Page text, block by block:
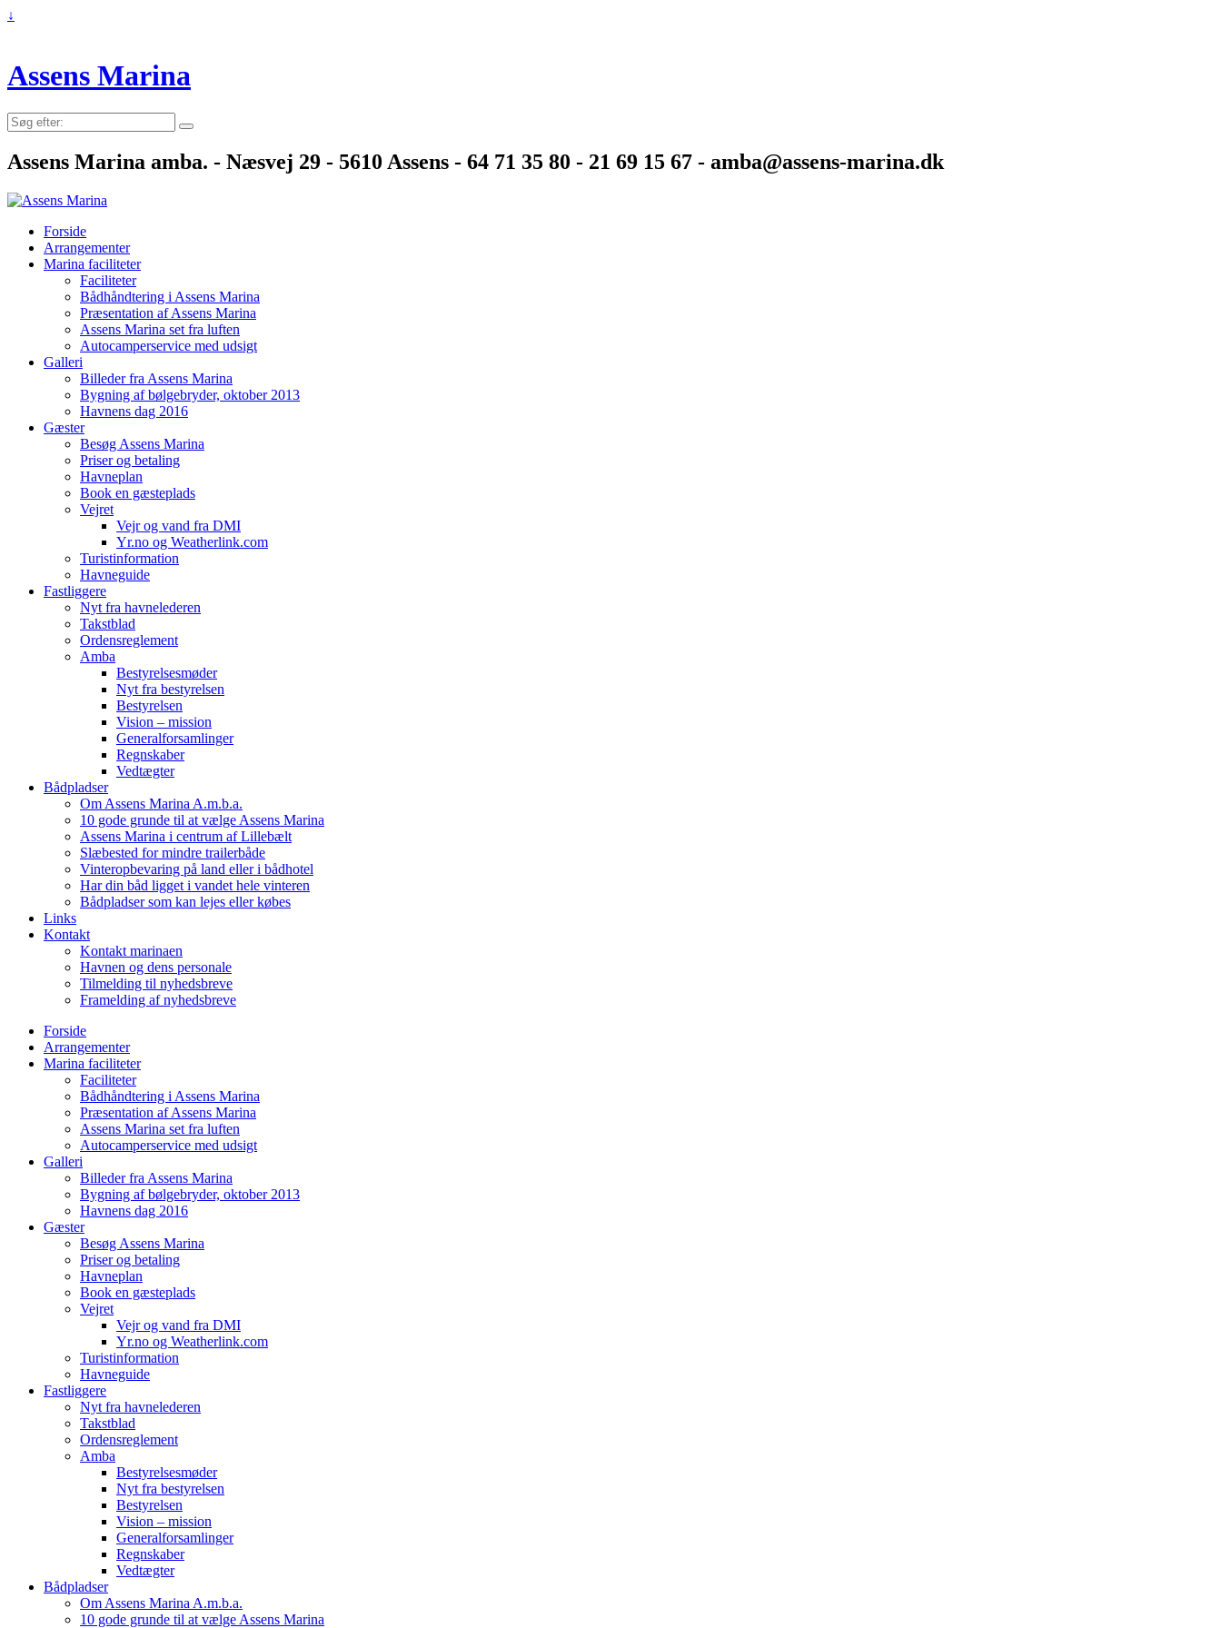
↓
Assens Marina
Søg
efter:
Assens Marina amba. - Næsvej 29 - 5610 Assens - 64 71 35 80 - 21 69 15 67 - amba@assens-marina.dk
Forside
Arrangementer
Marina faciliteter
Faciliteter
Bådhåndtering i Assens Marina
Præsentation af Assens Marina
Assens Marina set fra luften
Autocamperservice med udsigt
Galleri
Billeder fra Assens Marina
Bygning af bølgebryder, oktober 2013
Havnens dag 2016
Gæster
Besøg Assens Marina
Priser og betaling
Havneplan
Book en gæsteplads
Vejret
Vejr og vand fra DMI
Yr.no og Weatherlink.com
Turistinformation
Havneguide
Fastliggere
Nyt fra havnelederen
Takstblad
Ordensreglement
Amba
Bestyrelsesmøder
Nyt fra bestyrelsen
Bestyrelsen
Vision – mission
Generalforsamlinger
Regnskaber
Vedtægter
Bådpladser
Om Assens Marina A.m.b.a.
10 gode grunde til at vælge Assens Marina
Assens Marina i centrum af Lillebælt
Slæbested for mindre trailerbåde
Vinteropbevaring på land eller i bådhotel
Har din båd ligget i vandet hele vinteren
Bådpladser som kan lejes eller købes
Links
Kontakt
Kontakt marinaen
Havnen og dens personale
Tilmelding til nyhedsbreve
Framelding af nyhedsbreve
Forside
Arrangementer
Marina faciliteter
Faciliteter
Bådhåndtering i Assens Marina
Præsentation af Assens Marina
Assens Marina set fra luften
Autocamperservice med udsigt
Galleri
Billeder fra Assens Marina
Bygning af bølgebryder, oktober 2013
Havnens dag 2016
Gæster
Besøg Assens Marina
Priser og betaling
Havneplan
Book en gæsteplads
Vejret
Vejr og vand fra DMI
Yr.no og Weatherlink.com
Turistinformation
Havneguide
Fastliggere
Nyt fra havnelederen
Takstblad
Ordensreglement
Amba
Bestyrelsesmøder
Nyt fra bestyrelsen
Bestyrelsen
Vision – mission
Generalforsamlinger
Regnskaber
Vedtægter
Bådpladser
Om Assens Marina A.m.b.a.
10 gode grunde til at vælge Assens Marina